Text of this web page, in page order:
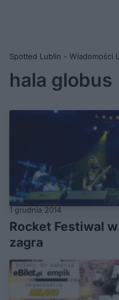
Spotted Lublin - Wiadomości
hala globus
1 grudnia 2014
Rocket Festiwal
zagra